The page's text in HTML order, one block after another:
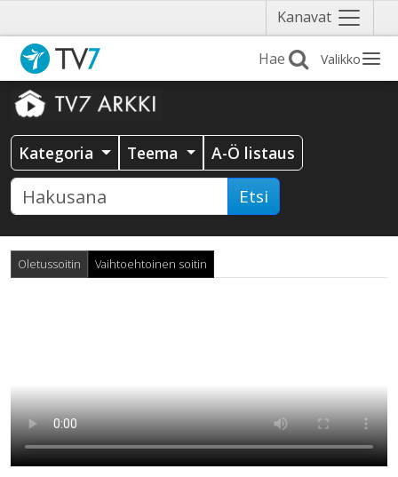
Kanavat Näytä
valikko
Valikko
Kategoria Teema A-Ö listaus
Etsi
Oletussoitin Vaihtoehtoinen soitin